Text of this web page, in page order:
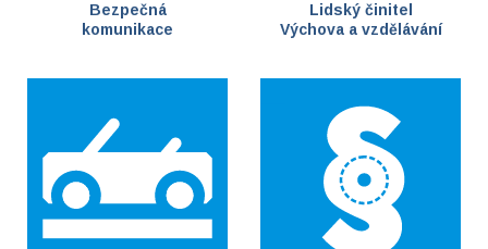
Bezpečná
komunikace
Lidský činitel
Výchova a vzdělávání